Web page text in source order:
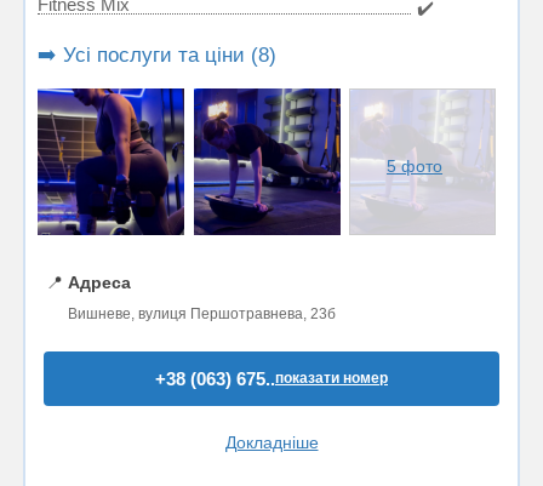
✔️
➡️ Усі послуги та ціни (8)
5 фото
📍 Адреса
Вишневе, вулиця Першотравнева, 23б
+38 (063) 675..показати номер
Докладніше